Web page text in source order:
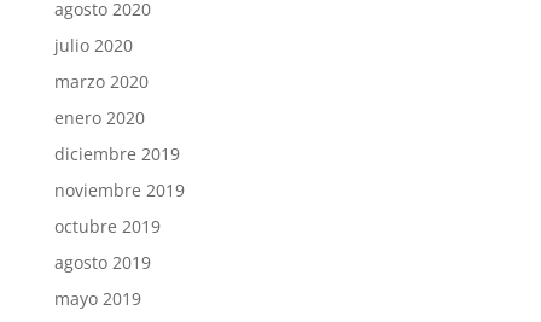
agosto 2020
julio 2020
marzo 2020
enero 2020
diciembre 2019
noviembre 2019
octubre 2019
agosto 2019
mayo 2019